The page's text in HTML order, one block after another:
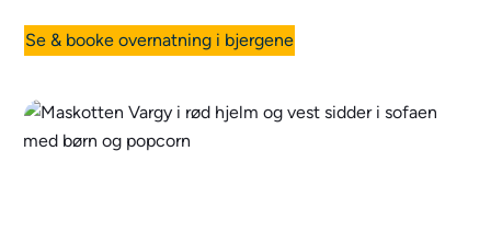
Se & booke overnatning i bjergene